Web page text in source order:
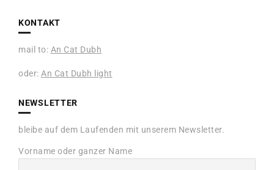
KONTAKT
mail to: An Cat Dubh
oder: An Cat Dubh light
NEWSLETTER
bleibe auf dem Laufenden mit unserem Newsletter.
Vorname oder ganzer Name